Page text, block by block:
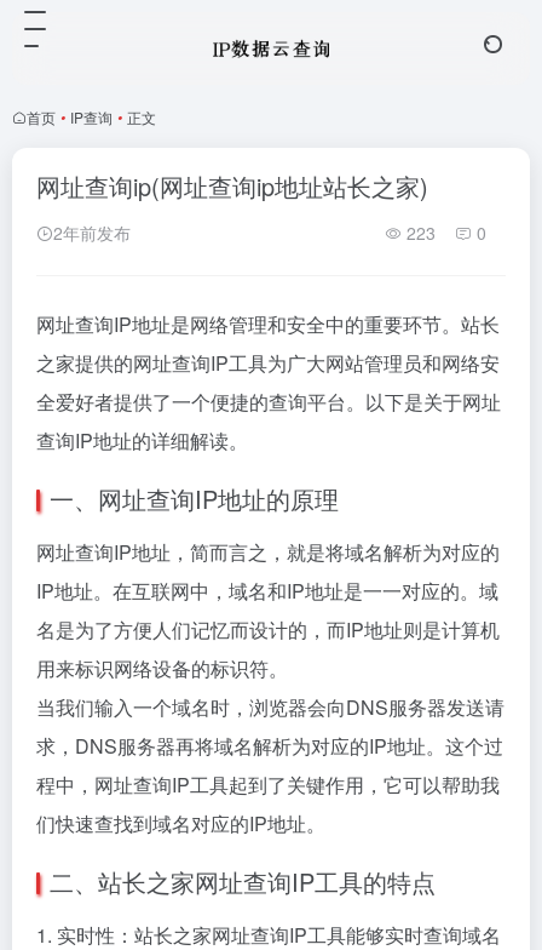
首页 • IP查询 • 正文
网址查询ip(网址查询ip地址站长之家)
2年前发布 223 0
网址查询IP地址是网络管理和安全中的重要环节。站长
之家提供的网址查询IP工具为广大网站管理员和网络安
全爱好者提供了一个便捷的查询平台。以下是关于网址
查询IP地址的详细解读。
一、网址查询IP地址的原理
网址查询IP地址，简而言之，就是将域名解析为对应的
IP地址。在互联网中，域名和IP地址是一一对应的。域
名是为了方便人们记忆而设计的，而IP地址则是计算机
用来标识网络设备的标识符。
当我们输入一个域名时，浏览器会向DNS服务器发送请
求，DNS服务器再将域名解析为对应的IP地址。这个过
程中，网址查询IP工具起到了关键作用，它可以帮助我
们快速查找到域名对应的IP地址。
二、站长之家网址查询IP工具的特点
1. 实时性：站长之家网址查询IP工具能够实时查询域名